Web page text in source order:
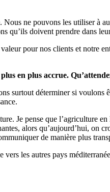
ne pouvons les utiliser à
qu’ils doivent prendre dans
pour nos clients et notre
en plus accrue.
surtout déterminer si
Je pense que l’agriculture
alors qu’aujourd’hui, on
de manière plus
les autres pays